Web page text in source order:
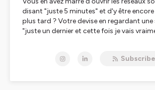
disant "juste 5 minutes" et d'y être encore
plus tard ? Votre devise en regardant une
"juste un dernier et cette fois je vais
quelques seconde à trouver votreSubscribe